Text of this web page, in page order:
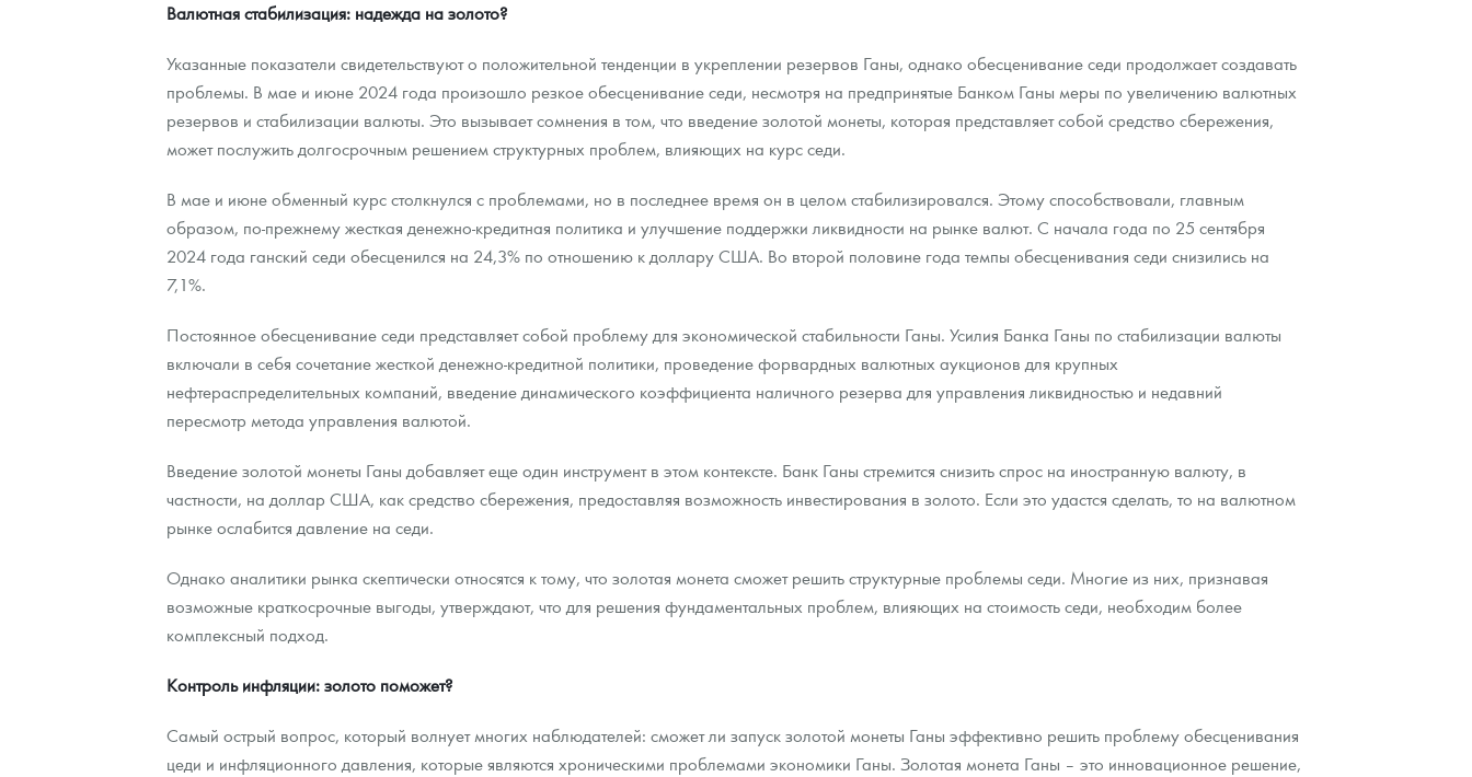
Валютная стабилизация: надежда на золото?
Указанные показатели свидетельствуют о положительной тенденции в укреплении резервов Ганы, однако обесценивание седи продолжает создавать
проблемы. В мае и июне 2024 года произошло резкое обесценивание седи, несмотря на предпринятые Банком Ганы меры по увеличению валютных
резервов и стабилизации валюты. Это вызывает сомнения в том, что введение золотой монеты, которая представляет собой средство сбережения,
может послужить долгосрочным решением структурных проблем, влияющих на курс седи.
В мае и июне обменный курс столкнулся с проблемами, но в последнее время он в целом стабилизировался. Этому способствовали, главным
образом, по-прежнему жесткая денежно-кредитная политика и улучшение поддержки ликвидности на рынке валют. С начала года по 25 сентября
2024 года ганский седи обесценился на 24,3% по отношению к доллару США. Во второй половине года темпы обесценивания седи снизились на
7,1%.
Постоянное обесценивание седи представляет собой проблему для экономической стабильности Ганы. Усилия Банка Ганы по стабилизации валюты
включали в себя сочетание жесткой денежно-кредитной политики, проведение форвардных валютных аукционов для крупных
нефтераспределительных компаний, введение динамического коэффициента наличного резерва для управления ликвидностью и недавний
пересмотр метода управления валютой.
Введение золотой монеты Ганы добавляет еще один инструмент в этом контексте. Банк Ганы стремится снизить спрос на иностранную валюту, в
частности, на доллар США, как средство сбережения, предоставляя возможность инвестирования в золото. Если это удастся сделать, то на валютном
рынке ослабится давление на седи.
Однако аналитики рынка скептически относятся к тому, что золотая монета сможет решить структурные проблемы седи. Многие из них, признавая
возможные краткосрочные выгоды, утверждают, что для решения фундаментальных проблем, влияющих на стоимость седи, необходим более
комплексный подход.
Контроль инфляции: золото поможет?
Самый острый вопрос, который волнует многих наблюдателей: сможет ли запуск золотой монеты Ганы эффективно решить проблему обесценивания
цеди и инфляционного давления, которые являются хроническими проблемами экономики Ганы. Золотая монета Ганы – это инновационное решение,